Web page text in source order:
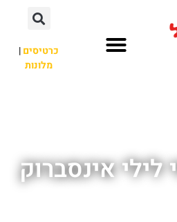
כרטיסים|
מלונות
לילי אינסברוק